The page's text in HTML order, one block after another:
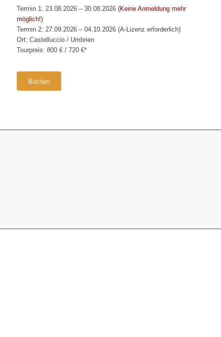
Termin 1: 23.08.2026 – 30.08.2026 (Keine Anmeldung mehr
möglich!)
Termin 2: 27.09.2026 – 04.10.2026 (A-Lizenz erforderlich)
Ort: Castelluccio / Umbrien
Tourpreis: 800 € / 720 €*
Buchen